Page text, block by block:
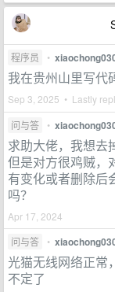
程序员 •
我在贵州山里写代
Sep 3, 2025 • Lastly
问与答 •
求助大佬，我想去
但是对方很鸡贼，
有变化或者删除后
吗？
Apr 17, 2024
问与答
•
光猫无线网络正常
不定了